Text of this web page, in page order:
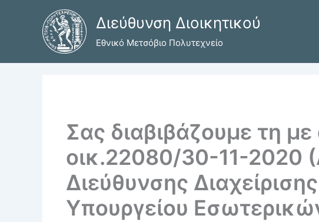
περιεχόμενο
Διεύθυνση Διοικητικού
Εθνικό Μετσόβιο Πολυτεχνείο
Σας διαβιβάζουμε τη
οικ.22080/30-11-2020
Διεύθυνσης
Υπουργείου